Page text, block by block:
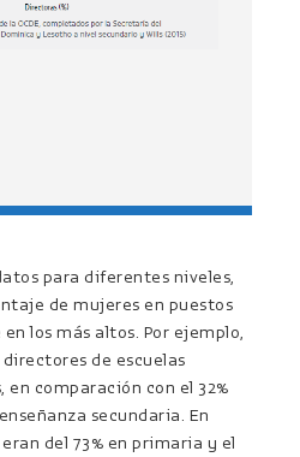
para diferentes niveles,
de mujeres en puestos
los más altos. Por ejemplo,
directores de escuelas
comparación con el 32%
secundaria. En
del 73% en primaria y el